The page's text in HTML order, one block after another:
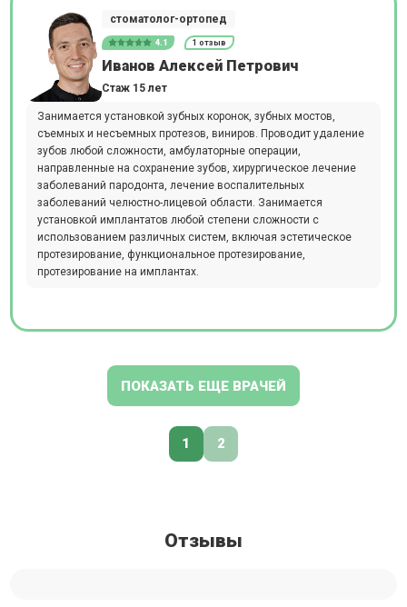
стоматолог-ортопед
4.1 1 отзыв
Иванов Алексей Петрович
Стаж 15 лет
Занимается установкой зубных коронок, зубных мостов,
съемных и несъемных протезов, виниров. Проводит удаление
зубов любой сложности, амбулаторные операции,
направленные на сохранение зубов, хирургическое лечение
заболеваний пародонта, лечение воспалительных
заболеваний челюстно-лицевой области. Занимается
установкой имплантатов любой степени сложности с
использованием различных систем, включая эстетическое
протезирование, функциональное протезирование,
протезирование на имплантах.
ПОКАЗАТЬ ЕЩЕ ВРАЧЕЙ
1 2
Отзывы